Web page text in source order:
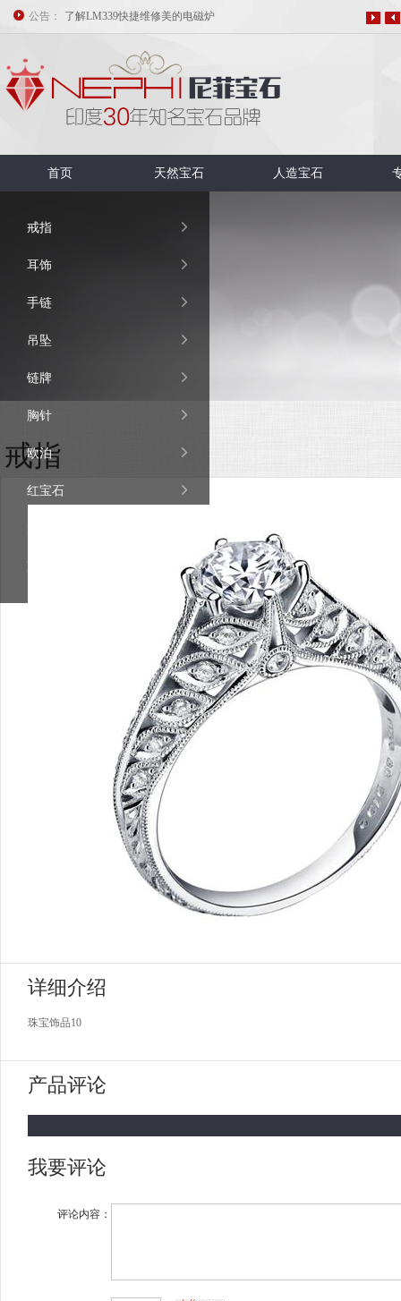
公告：
了解LM339快捷维修美的电磁炉
美的电磁炉PSY18B故障代码E05分析与维修
修电磁炉常用的假负载和保护措施
修电磁炉常用的假负载和保护措施
电磁炉指示灯亮报警不加热或断续加热的维修
首页 天然宝石 人造宝石
戒指 
耳饰 
手链 
吊坠 
链牌 
胸针 
欧泊 
红宝石 
透辉石
蓝宝石 
戒指
详细介绍
珠宝饰品10
产品评论
我要评论
评论内容：